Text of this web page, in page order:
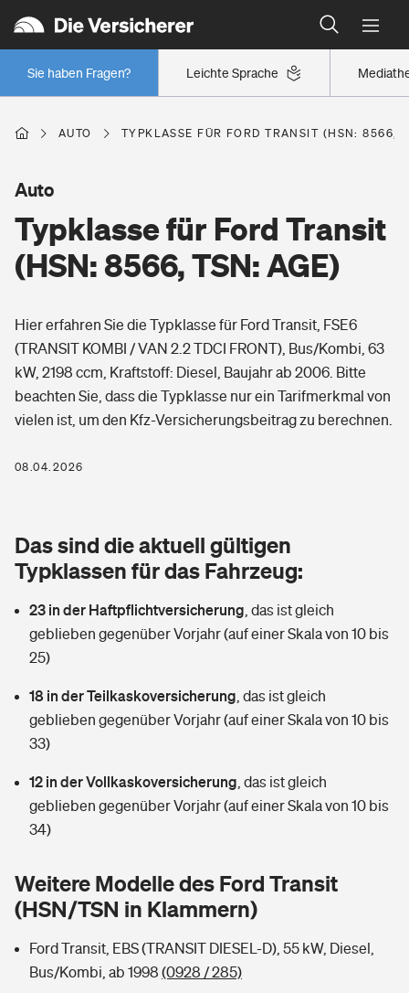
Leichte Sprache
Sie haben Fragen?
Wer versichert was: Jetzt Versicherer finden
Regionalklassen: So ist Ihre Region eingestuft
Wer versichert was: Jetzt Versicherer finden
Berufsunfähigkeitsversicherung
Erwerbsunfähigkeitsversicherung
Grundfähigkeitsversicherung
Arbeitsrechtsschutz
Berufshaftpflichtversicherung
Zur Übersicht
Tools
Wer versichert was: Jetzt Versicherer finden
Sie haben Fragen?
Wohnen
Glasversicherung
Mietkautionsversicherung
Restkreditversicherung
Zur Übersicht
Tools
Wer versichert was: Jetzt Versicherer finden
Sie haben Fragen?
Freizeit
Pri­vate Haft­pflicht­
Kinderunfall­ver­si­che­rung
Kinderinvalidität
Hundehalter-Haftpflicht
Handyversicherung
Musikinstrumentenversicherung
Gesundheit
Private Krankenversicherung
Dread-Disease-Versicherung
Tierkrankenversicherung
Zur Übersicht
Tools
Wer versichert was: Jetzt Versicherer finden
Sie haben Fragen?
Rentenrechner: Wie viel Geld bekomme ich im Alter?
AUTO TYPKLASSE FÜR FORD TRANSIT (HSN: 8566,
Typklasse für Ford Transit
(HSN: 8566, TSN: AGE)
Auto
Hier erfahren Sie die Typklasse für Ford Transit, FSE6
(TRANSIT KOMBI / VAN 2.2 TDCI FRONT), Bus/Kombi, 63
kW, 2198 ccm, Kraftstoff: Diesel, Baujahr ab 2006. Bitte
beachten Sie, dass die Typklasse nur ein Tarifmerkmal von
vielen ist, um den Kfz-Versicherungsbeitrag zu berechnen.
08.04.2026
Das sind die aktuell gültigen
Typklassen für das Fahrzeug:
23 in der Haftpflichtversicherung das ist gleich
geblieben gegenüber Vorjahr (auf einer Skala von 10 bis
25)
18 in der Teilkaskoversicherung das ist gleich
geblieben gegenüber Vorjahr (auf einer Skala von 10 bis
33)
12 in der Vollkaskoversicherung das ist gleich
geblieben gegenüber Vorjahr (auf einer Skala von 10 bis
34)
Weitere Modelle des Ford Transit
(HSN/TSN in Klammern)
Ford Transit, EBS (TRANSIT DIESEL-D), 55 kW, Diesel,
Bus/Kombi, ab 1998 (0928 / 285)